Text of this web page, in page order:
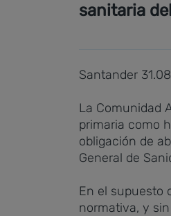
sanitaria
Santander
La Comunidad
primaria como
obligación de
General de
En el supuesto
normativa, y